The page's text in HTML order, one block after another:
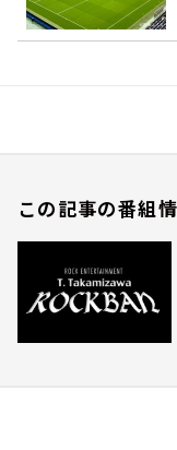
この記事の番組